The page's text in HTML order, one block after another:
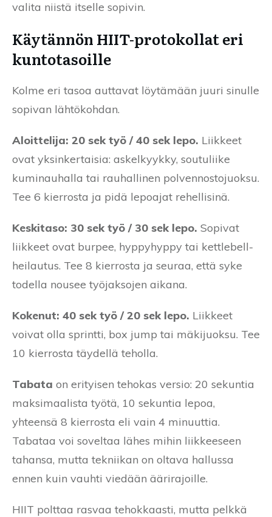
valita niistä itselle sopivin.
Käytännön HIIT-protokollat eri
kuntotasoille
Kolme eri tasoa auttavat löytämään juuri sinulle
sopivan lähtökohdan.
Aloittelija: 20 sek työ / 40 sek lepo. Liikkeet
ovat yksinkertaisia: askelkyykky, soutuliike
kuminauhalla tai rauhallinen polvennostojuoksu.
Tee 6 kierrosta ja pidä lepoajat rehellisinä.
Keskitaso: 30 sek työ / 30 sek lepo. Sopivat
liikkeet ovat burpee, hyppyhyppy tai kettlebell-
heilautus. Tee 8 kierrosta ja seuraa, että syke
todella nousee työjaksojen aikana.
Kokenut: 40 sek työ / 20 sek lepo. Liikkeet
voivat olla sprintti, box jump tai mäkijuoksu. Tee
10 kierrosta täydellä teholla.
Tabata on erityisen tehokas versio: 20 sekuntia
maksimaalista työtä, 10 sekuntia lepoa,
yhteensä 8 kierrosta eli vain 4 minuuttia.
Tabataa voi soveltaa lähes mihin liikkeeseen
tahansa, mutta tekniikan on oltava hallussa
ennen kuin vauhti viedään äärirajoille.
HIIT polttaa rasvaa tehokkaasti, mutta pelkkä